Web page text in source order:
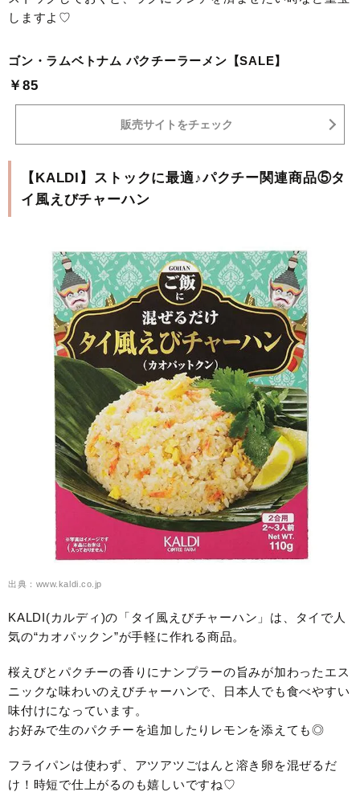
しますよ♡
ゴン・ラムベトナム パクチーラーメン【SALE】
￥85
販売サイトをチェック
【KALDI】ストックに最適♪パクチー関連商品⑤タ
イ風えびチャーハン
出典：www.kaldi.co.jp
KALDI(カルディ)の「タイ風えびチャーハン」は、タイで人
気の“カオパックン”が手軽に作れる商品。
桜えびとパクチーの香りにナンプラーの旨みが加わったエス
ニックな味わいのえびチャーハンで、日本人でも食べやすい
味付けになっています。
お好みで生のパクチーを追加したりレモンを添えても◎
フライパンは使わず、アツアツごはんと溶き卵を混ぜるだ
け！時短で仕上がるのも嬉しいですね♡